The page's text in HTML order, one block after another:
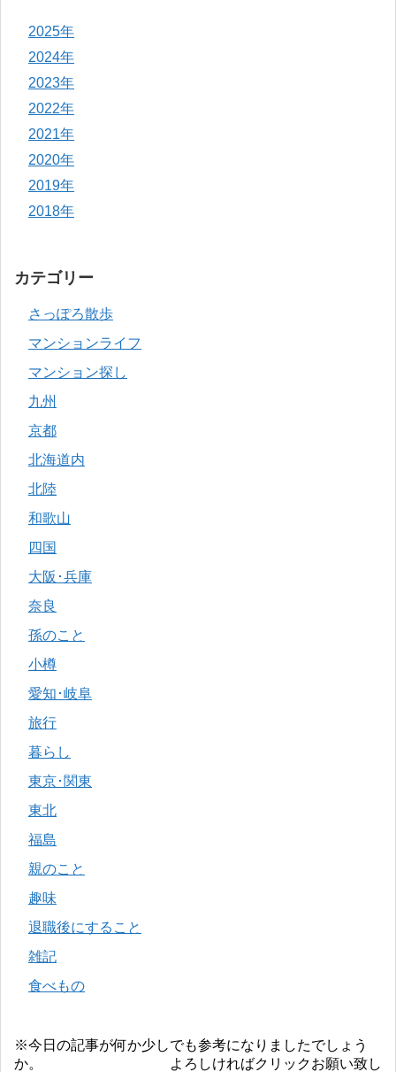
2025年
2024年
2023年
2022年
2021年
2020年
2019年
2018年
カテゴリー
さっぽろ散歩
マンションライフ
マンション探し
九州
京都
北海道内
北陸
和歌山
四国
大阪･兵庫
奈良
孫のこと
小樽
愛知･岐阜
旅行
暮らし
東京･関東
東北
福島
親のこと
趣味
退職後にすること
雑記
食べもの
※今日の記事が何か少しでも参考になりましたでしょう
か。 よろしければクリックお願い致し